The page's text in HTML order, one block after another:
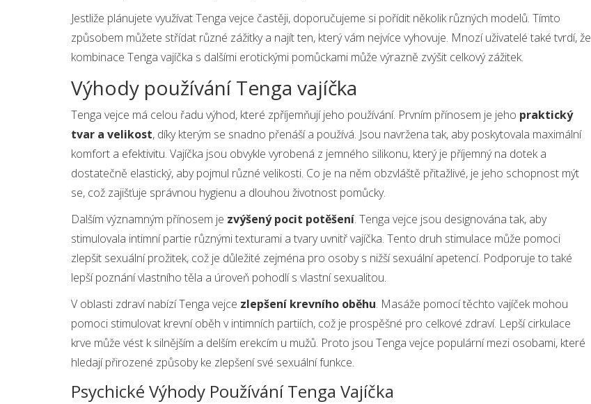
Jestliže plánujete využívat Tenga vejce častěji, doporučujeme si pořídit několik různých modelů. Tímto
způsobem můžete střídat různé zážitky a najít ten, který vám nejvíce vyhovuje. Mnozí uživatelé také tvrdí, že
kombinace Tenga vajíčka s dalšími erotickými pomůckami může výrazně zvýšit celkový zážitek.
Výhody používání Tenga vajíčka
Tenga vejce má celou řadu výhod, které zpříjemňují jeho používání. Prvním přínosem je jeho praktický
tvar a velikost, díky kterým se snadno přenáší a používá. Jsou navržena tak, aby poskytovala maximální
komfort a efektivitu. Vajíčka jsou obvykle vyrobená z jemného silikonu, který je příjemný na dotek a
dostatečně elastický, aby pojmul různé velikosti. Co je na něm obzvláště přitažlivé, je jeho schopnost mýt
se, což zajišťuje správnou hygienu a dlouhou životnost pomůcky.
Dalším významným přínosem je zvýšený pocit potěšení. Tenga vejce jsou designována tak, aby
stimulovala intimní partie různými texturami a tvary uvnitř vajíčka. Tento druh stimulace může pomoci
zlepšit sexuální prožitek, což je důležité zejména pro osoby s nižší sexuální apetencí. Podporuje to také
lepší poznání vlastního těla a úroveň pohodlí s vlastní sexualitou.
V oblasti zdraví nabízí Tenga vejce zlepšení krevního oběhu. Masáže pomocí těchto vajíček mohou
pomoci stimulovat krevní oběh v intimních partiích, což je prospěšné pro celkové zdraví. Lepší cirkulace
krve může vést k silnějším a delším erekcím u mužů. Proto jsou Tenga vejce populární mezi osobami, které
hledají přirozené způsoby ke zlepšení své sexuální funkce.
Psychické Výhody Používání Tenga Vajíčka